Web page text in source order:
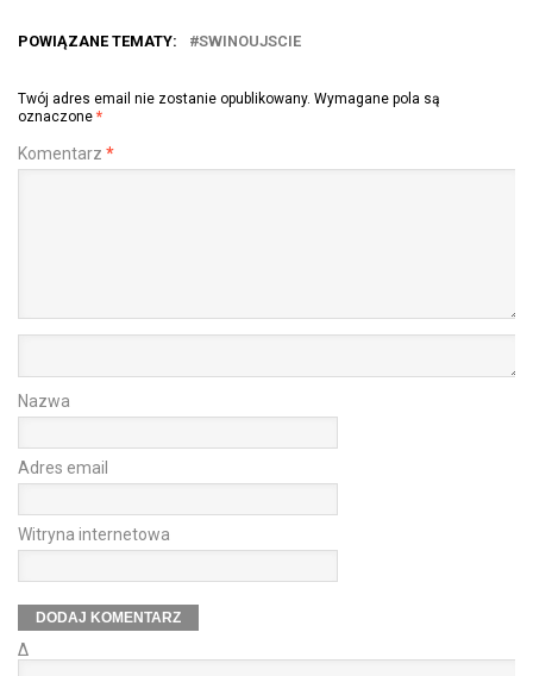
POWIĄZANE TEMATY: SWINOUJSCIE
Twój adres email nie zostanie opublikowany. Wymagane pola są
oznaczone *
Komentarz *
Nazwa
Adres email
Witryna internetowa
Δ